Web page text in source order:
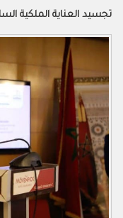
تجسيد العناية الملكية